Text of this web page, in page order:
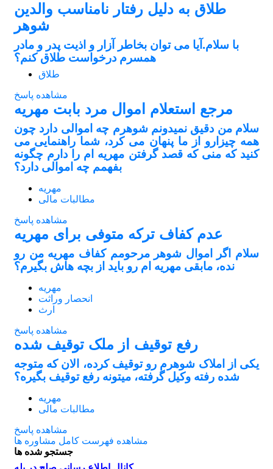
طلاق به دلیل رفتار نامناسب والدین
شوهر
با سلام.آیا می توان بخاطر آزار و اذیت پدر و مادر
همسرم درخواست طلاق کنم؟
طلاق
مشاهده پاسخ
مرجع استعلام اموال مرد بابت مهریه
سلام من دقیق نمیدونم شوهرم چه اموالی دارد چون
همه چیزارو از ما پنهان می کرد، شما راهنمایی می
کنید که منی که قصد گرفتن مهریه ام را دارم چگونه
بفهمم چه اموالی دارد؟
مهریه
مطالبات مالی
مشاهده پاسخ
عدم کفاف ترکه متوفی برای مهریه
سلام اگر اموال شوهر مرحومم کفاف مهریه من رو
نده، مابقی مهریه ام رو باید از بچه هاش بگیرم؟
مهریه
انحصار وراثت
ارث
مشاهده پاسخ
رفع توقیف از ملک توقیف شده
یکی از املاک شوهرم رو توقیف کرده، الان که متوجه
شده رفته وکیل گرفته، میتونه رفع توقیف بگیره؟
مهریه
مطالبات مالی
مشاهده پاسخ
مشاهده فهرست کامل مشاوره ها
جستجو شده ها